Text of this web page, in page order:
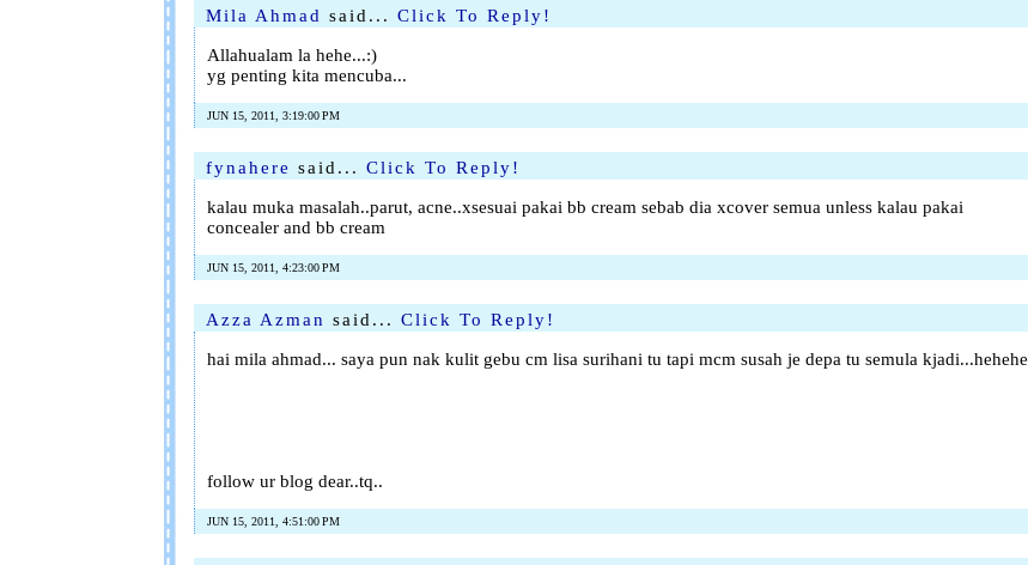
Mila Ahmad said... Click To Reply!
Allahualam la hehe...:)
yg penting kita mencuba...
JUN 15, 2011, 3:19:00 PM
fynahere said... Click To Reply!
kalau muka masalah..parut, acne..xsesuai pakai bb cream sebab dia xcover semua unless kalau pakai
concealer and bb cream
JUN 15, 2011, 4:23:00 PM
Azza Azman said... Click To Reply!
hai mila ahmad... saya pun nak kulit gebu cm lisa surihani tu tapi mcm susah je depa tu semula kjadi...hehehe
follow ur blog dear..tq..
JUN 15, 2011, 4:51:00 PM